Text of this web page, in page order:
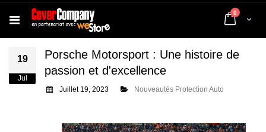
Cart
0 articles
19
Jul
Porsche Motorsport : Une histoire de
passion et d'excellence
Juillet 19, 2023 Nouveautés Protection Auto